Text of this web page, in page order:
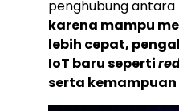
penghubung antara
karena mampu
lebih cepat,
IoT baru seperti
serta